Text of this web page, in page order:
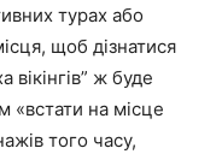
турах або
щоб дізнатися
ж буде
«встати на місце
того часу,